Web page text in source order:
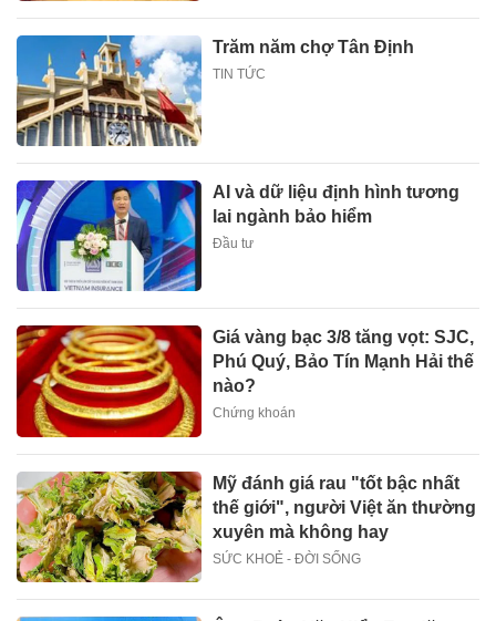
Trăm năm chợ Tân Định
TIN TỨC
AI và dữ liệu định hình tương
lai ngành bảo hiểm
Đầu tư
Giá vàng bạc 3/8 tăng vọt: SJC,
Phú Quý, Bảo Tín Mạnh Hải thế
nào?
Chứng khoán
Mỹ đánh giá rau "tốt bậc nhất
thế giới", người Việt ăn thường
xuyên mà không hay
SỨC KHOẺ - ĐỜI SỐNG